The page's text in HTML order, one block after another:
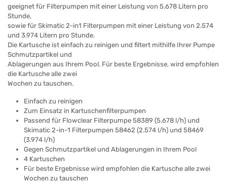
geeignet für Filterpumpen mit einer Leistung von 5.678 Litern pro
Stunde,
sowie für Skimatic 2-in1 Filterpumpen mit einer Leistung von 2.574
und 3.974 Litern pro Stunde.
Die Kartusche ist einfach zu reinigen und filtert mithilfe Ihrer Pumpe
Schmutzpartikel und
Ablagerungen aus Ihrem Pool. Für beste Ergebnisse, wird empfohlen
die Kartusche alle zwei
Wochen zu tauschen.
Einfach zu reinigen
Zum Einsatz in Kartuschenfilterpumpen
Passend für Flowclear Filterpumpe 58389 (5.678 l/h) und
Skimatic 2-in-1 Filterpumpen 58462 (2.574 l/h) und 58469
(3.974 l/h)
Gegen Schmutzpartikel und Ablagerungen in Ihrem Pool
4 Kartuschen
Für beste Ergebnisse wird empfohlen die Kartusche alle zwei
Wochen zu tauschen